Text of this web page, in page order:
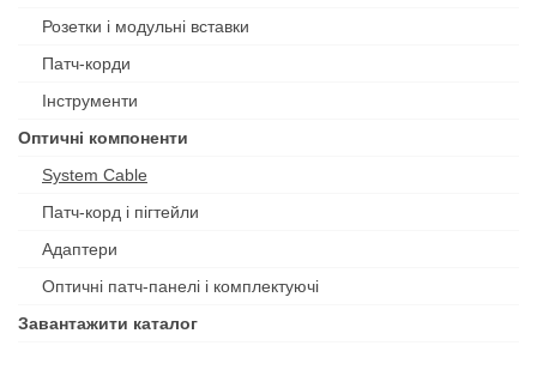
Розетки і модульні вставки
Патч-корди
Інструменти
Оптичні компоненти
System Cable
Патч-корд і пігтейли
Адаптери
Оптичні патч-панелі і комплектуючі
Завантажити каталог